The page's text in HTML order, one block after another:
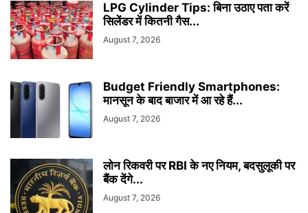
LPG Cylinder Tips: बिना उठाए पता करें
सिलेंडर में कितनी गैस...
August 7, 2026
Budget Friendly Smartphones:
मानसून के बाद बाजार में आ रहे हैं...
August 7, 2026
लोन रिकवरी पर RBI के नए नियम, बदसुलूकी पर
बैंक देंगे...
August 7, 2026